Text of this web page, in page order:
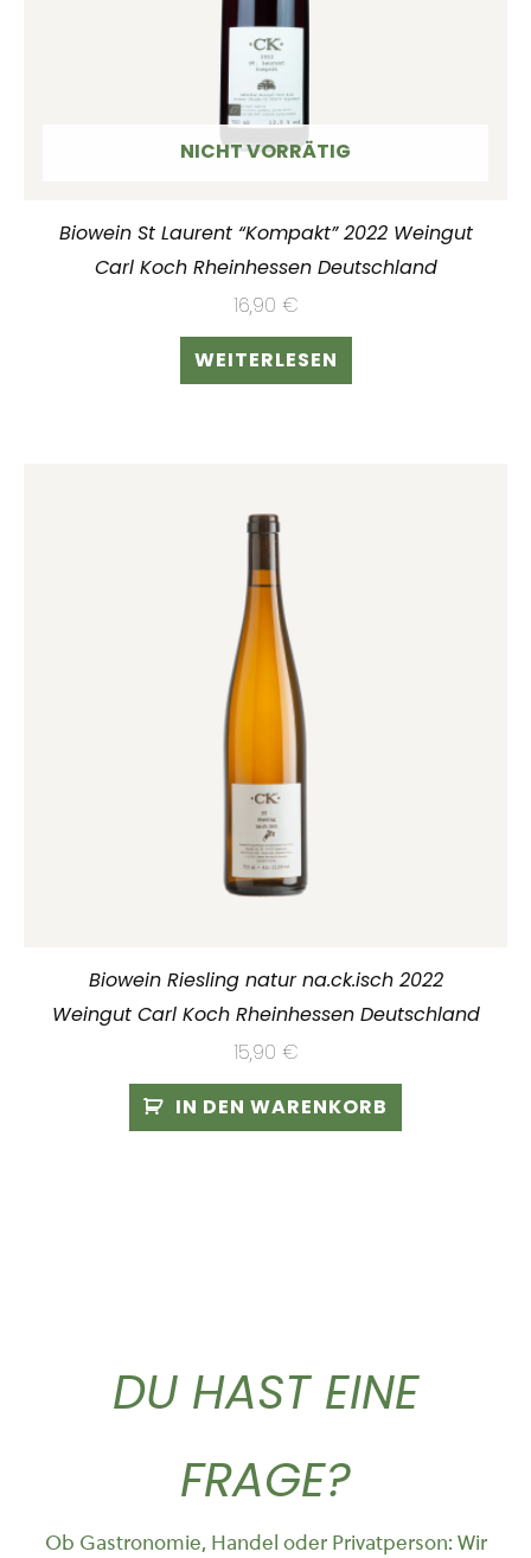
NICHT VORRÄTIG
Biowein St Laurent “Kompakt” 2022 Weingut
Carl Koch Rheinhessen Deutschland
16,90 €
WEITERLESEN
Biowein Riesling natur na.ck.isch 2022
Weingut Carl Koch Rheinhessen Deutschland
15,90 €
IN DEN WARENKORB
DU HAST EINE
FRAGE?
Ob Gastronomie, Handel oder Privatperson: Wir